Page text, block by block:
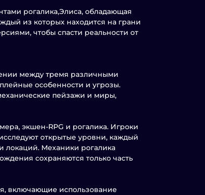
рогалика,Элиса, обладающая
из которых находится на грани
чтобы спасти реальности от
между тремя различными
особенности и угрозы.
пейзажи и миры,
экшен-RPG и рогалика. Игроки
открытые уровни, каждый
локаций. Механики рогалика
сохраняются только часть
включающие использование